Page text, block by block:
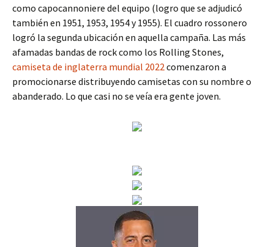
como capocannoniere del equipo (logro que se adjudicó
también en 1951, 1953, 1954 y 1955). El cuadro rossonero
logró la segunda ubicación en aquella campaña. Las más
afamadas bandas de rock como los Rolling Stones,
camiseta de inglaterra mundial 2022comenzaron a
promocionarse distribuyendo camisetas con su nombre o
abanderado. Lo que casi no se veía era gente joven.